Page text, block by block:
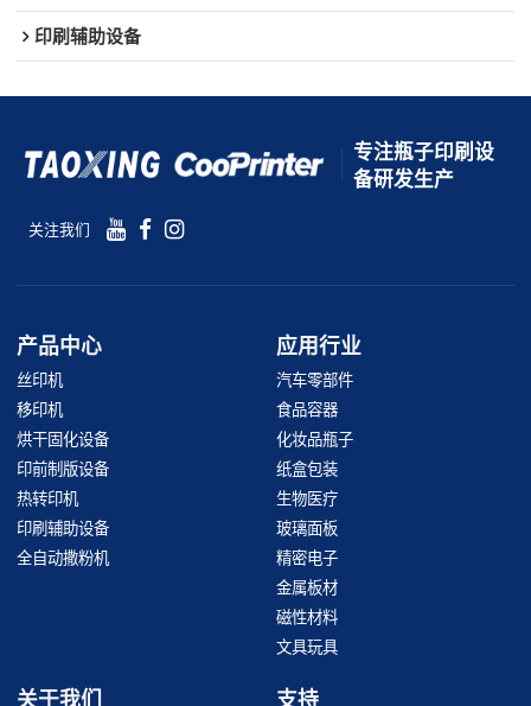
印刷辅助设备
专注瓶子印刷设
备研发生产
关注我们
产品中心
丝印机
移印机
烘干固化设备
印前制版设备
热转印机
印刷辅助设备
全自动撒粉机
应用行业
汽车零部件
食品容器
化妆品瓶子
纸盒包装
生物医疗
玻璃面板
精密电子
金属板材
磁性材料
文具玩具
关于我们 支持